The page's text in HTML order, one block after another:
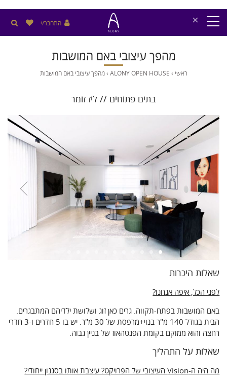
× התחבר/י
מהפך עיצובי באם המושבות
ראשי ›
ALONY OPEN HOUSE
›מהפך עיצובי באם המושבות
בתים פתוחים // ליז זומר
שאלות היכרות
לפני הכל, איפה אנחנו?
באם המושבות בפתח-תקווה. גרים כאן זוג ושלושת ילדיהם המתבגרים.
הבית בגודל 140 מ"ר בנוי+מרפסת של 30 מ"ר. יש בו 5 חדרים ו-3 חדרי
רחצה והוא ממוקם בקומת הפנטהאוז של בניין גבוה.
שאלות על התהליך
מה היה ה-Vision העיצובי של הפרויקט? עיצבת אותו בסגנון ייחודי?